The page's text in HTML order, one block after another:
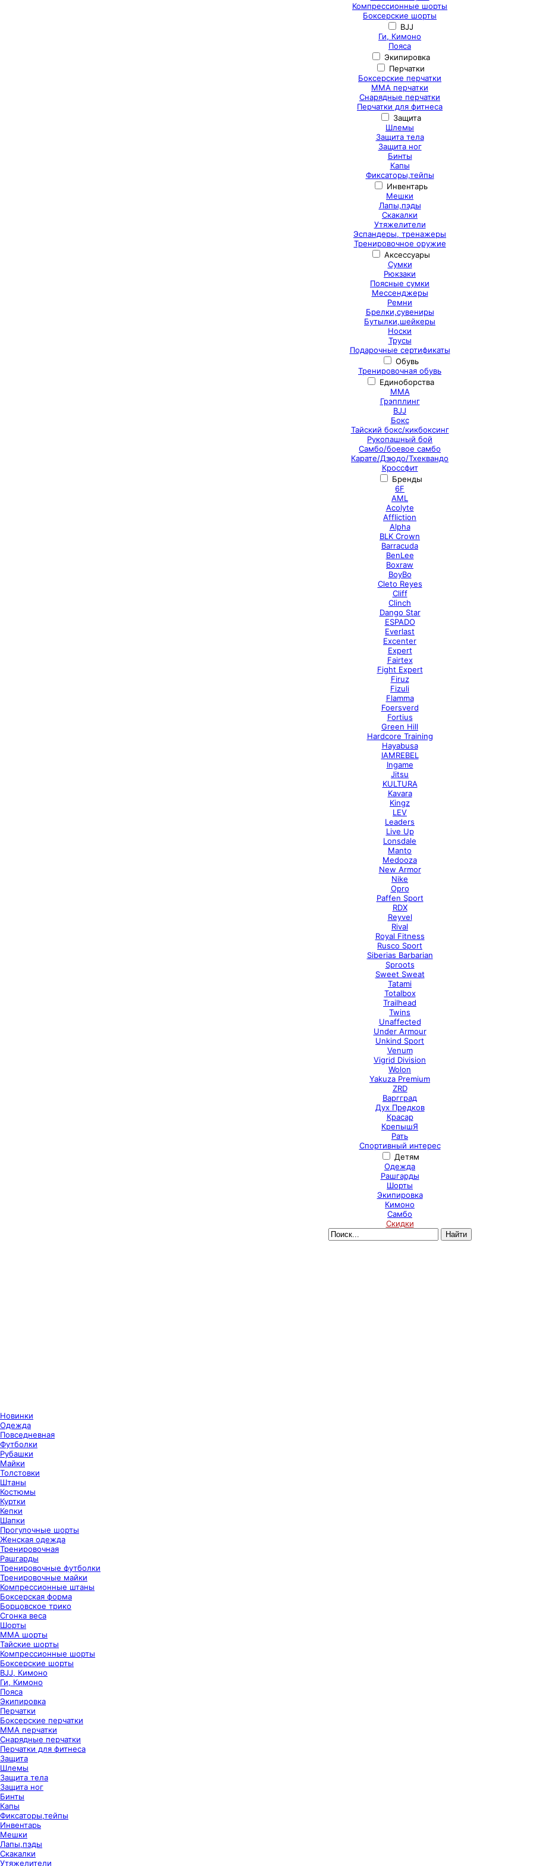
Компрессионные шорты
Боксерские шорты
BJJ
Ги, Кимоно
Пояса
Экипировка
Перчатки
Боксерские перчатки
ММА перчатки
Снарядные перчатки
Перчатки для фитнеса
Защита
Шлемы
Защита тела
Защита ног
Бинты
Капы
Фиксаторы,тейпы
Инвентарь
Мешки
Лапы,пэды
Скакалки
Утяжелители
Эспандеры, тренажеры
Тренировочное оружие
Аксессуары
Сумки
Рюкзаки
Поясные сумки
Мессенджеры
Ремни
Брелки,сувениры
Бутылки,шейкеры
Носки
Трусы
Подарочные сертификаты
Обувь
Тренировочная обувь
Единоборства
ММА
Грэпплинг
BJJ
Бокс
Тайский бокс/кикбоксинг
Рукопашный бой
Самбо/боевое самбо
Карате/Дзюдо/Тхеквандо
Кроссфит
Бренды
6F
AML
Acolyte
Affliction
Alpha
BLK Crown
Barracuda
BenLee
Boxraw
BoyBo
Cleto Reyes
Cliff
Clinch
Dango Star
ESPADO
Everlast
Excenter
Expert
Fairtex
Fight Expert
Firuz
Fizuli
Flamma
Foersverd
Fortius
Green Hill
Hardcore Training
Hayabusa
IAMREBEL
Ingame
Jitsu
KULTURA
Kavara
Kingz
LEV
Leaders
Live Up
Lonsdale
Manto
Medooza
New Armor
Nike
Opro
Paffen Sport
RDX
Reyvel
Rival
Royal Fitness
Rusco Sport
Siberias Barbarian
Sproots
Sweet Sweat
Tatami
Totalbox
Trailhead
Twins
Unaffected
Under Armour
Unkind Sport
Venum
Vigrid Division
Wolon
Yakuza Premium
ZRD
Варгград
Дух Предков
Красар
КрепышЯ
Рать
Спортивный интерес
Детям
Одежда
Рашгарды
Шорты
Экипировка
Кимоно
Самбо
Скидки
Новинки
Одежда
Повседневная
Футболки
Рубашки
Майки
Толстовки
Штаны
Костюмы
Куртки
Кепки
Шапки
Прогулочные шорты
Женская одежда
Тренировочная
Рашгарды
Тренировочные футболки
Тренировочные майки
Компрессионные штаны
Боксерская форма
Борцовское трико
Сгонка веса
Шорты
ММА шорты
Тайские шорты
Компрессионные шорты
Боксерские шорты
BJJ, Кимоно
Ги, Кимоно
Пояса
Экипировка
Перчатки
Боксерские перчатки
ММА перчатки
Снарядные перчатки
Перчатки для фитнеса
Защита
Шлемы
Защита тела
Защита ног
Бинты
Капы
Фиксаторы,тейпы
Инвентарь
Мешки
Лапы,пэды
Скакалки
Утяжелители